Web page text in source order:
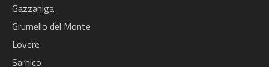
Gazzaniga
Grumello del Monte
Lovere
Sarnico